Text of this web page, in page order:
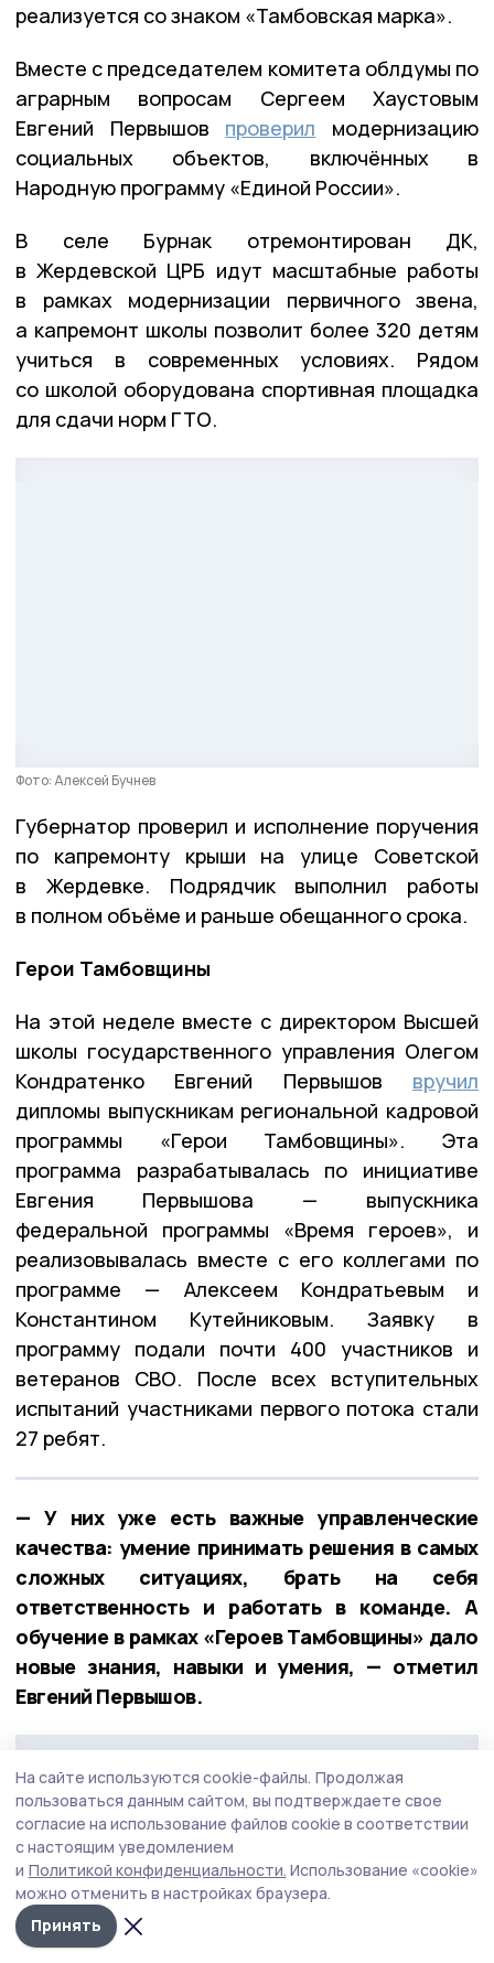
реализуется со знаком «Тамбовская марка».
Вместе с председателем комитета облдумы по
аграрным вопросам Сергеем Хаустовым
Евгений Первышов проверил модернизацию
социальных объектов, включённых в
Народную программу «Единой России».
В селе Бурнак отремонтирован ДК,
в Жердевской ЦРБ идут масштабные работы
в рамках модернизации первичного звена,
а капремонт школы позволит более 320 детям
учиться в современных условиях. Рядом
со школой оборудована спортивная площадка
для сдачи норм ГТО.
Фото: Алексей Бучнев
Губернатор проверил и исполнение поручения
по капремонту крыши на улице Советской
в Жердевке. Подрядчик выполнил работы
в полном объёме и раньше обещанного срока.
Герои Тамбовщины
На этой неделе вместе с директором Высшей
школы государственного управления Олегом
Кондратенко Евгений Первышов вручил
дипломы выпускникам региональной кадровой
программы «Герои Тамбовщины». Эта
программа разрабатывалась по инициативе
Евгения Первышова — выпускника
федеральной программы «Время героев», и
реализовывалась вместе с его коллегами по
программе — Алексеем Кондратьевым и
Константином Кутейниковым. Заявку в
программу подали почти 400 участников и
ветеранов СВО. После всех вступительных
испытаний участниками первого потока стали
27 ребят.
— У них уже есть важные управленческие
качества: умение принимать решения в самых
сложных ситуациях, брать на себя
ответственность и работать в команде. А
обучение в рамках «Героев Тамбовщины» дало
новые знания, навыки и умения, — отметил
Евгений Первышов.
На сайте используются cookie-файлы. Продолжая
пользоваться данным сайтом, вы подтверждаете свое
согласие на использование файлов cookie в соответствии
с настоящим уведомлением
и Политикой конфиденциальности. Использование «cookie»
можно отменить в настройках браузера.
Принять